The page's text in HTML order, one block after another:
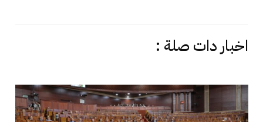
اخبار دات صلة :